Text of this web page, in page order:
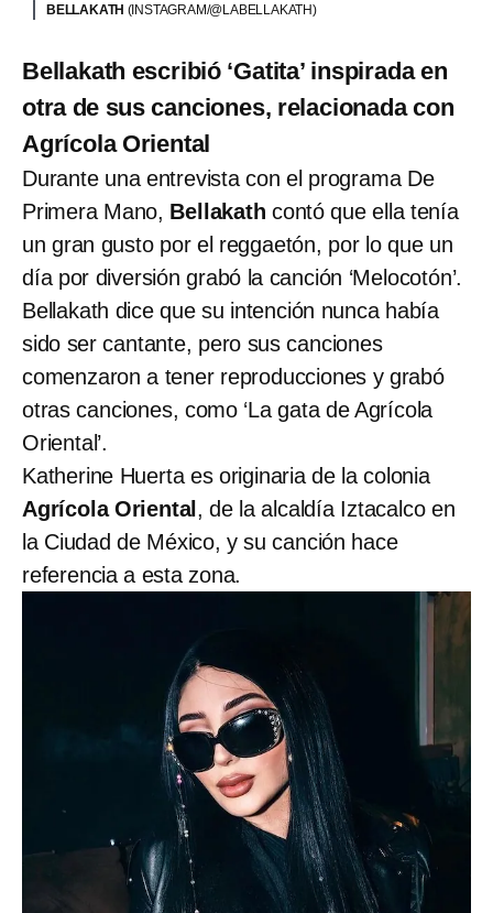
BELLAKATH (INSTAGRAM/@LABELLAKATH)
Bellakath escribió ‘Gatita’ inspirada en
otra de sus canciones, relacionada con
Agrícola Oriental
Durante una entrevista con el programa De
Primera Mano, Bellakathcontó que ella tenía
un gran gusto por el reggaetón, por lo que un
día por diversión grabó la canción ‘Melocotón’.
Bellakath dice que su intención nunca había
sido ser cantante, pero sus canciones
comenzaron a tener reproducciones y grabó
otras canciones, como ‘La gata de Agrícola
Oriental’.
Katherine Huerta es originaria de la colonia
Agrícola Oriental , de la alcaldía Iztacalco en
la Ciudad de México, y su canción hace
referencia a esta zona.